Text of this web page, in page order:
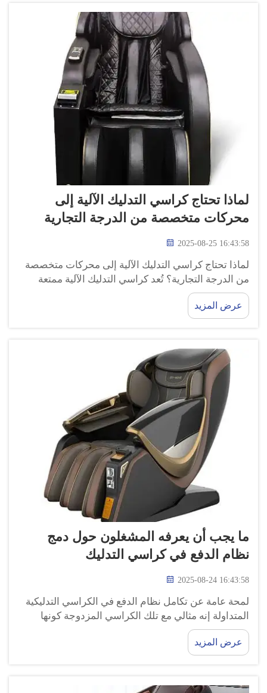
لماذا تحتاج كراسي التدليك الآلية إلى
محركات متخصصة من الدرجة التجارية
2025-08-25 16:43:58
لماذا تحتاج كراسي التدليك الآلية إلى محركات متخصصة
من الدرجة التجارية؟ تُعد كراسي التدليك الآلية ممتعة
للغاية في الاستخدام، ويمكنها أن تساعدك على الشعور
بالاسترخاء والتحسن. هل سبق وتساءلت ما السبب في
عمل هذه الكراسي بشكل جيد إلى هذا الحد؟ إن
عرض المزيد
ما يجب أن يعرفه المشغلون حول دمج
نظام الدفع في كراسي التدليك
2025-08-24 16:43:58
لمحة عامة عن تكامل نظام الدفع في الكراسي التدليكية
المتداولة إنه مثالي مع تلك الكراسي المزدوجة كونها
مريحة ودائمة لكن هل تعرف كيف تعمل هذه الكراسي
من حيث...
عرض المزيد